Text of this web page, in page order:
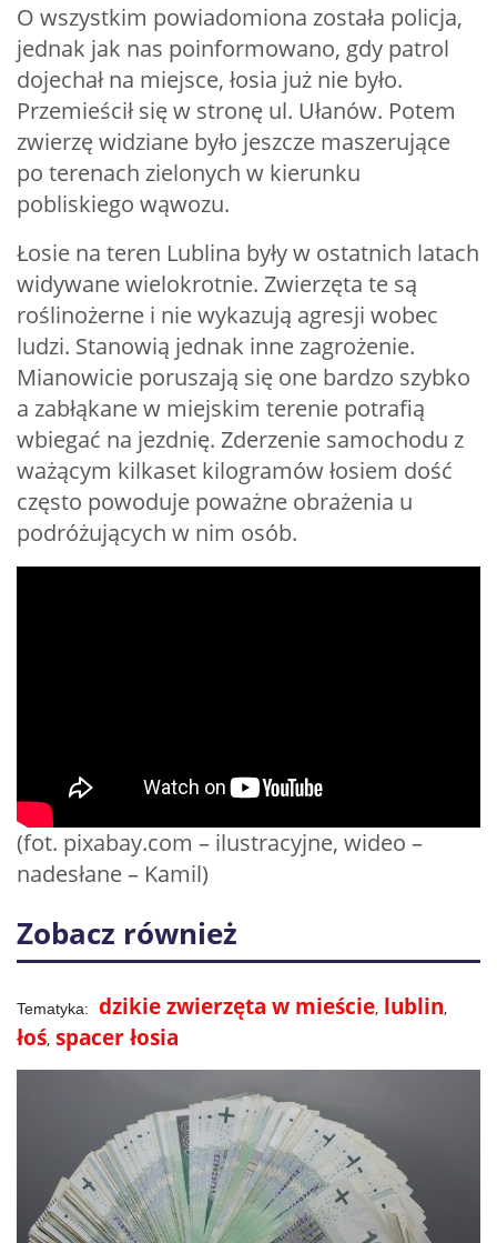
O wszystkim powiadomiona została policja,
jednak jak nas poinformowano, gdy patrol
dojechał na miejsce, łosia już nie było.
Przemieścił się w stronę ul. Ułanów. Potem
zwierzę widziane było jeszcze maszerujące
po terenach zielonych w kierunku
pobliskiego wąwozu.
Łosie na teren Lublina były w ostatnich latach
widywane wielokrotnie. Zwierzęta te są
roślinożerne i nie wykazują agresji wobec
ludzi. Stanowią jednak inne zagrożenie.
Mianowicie poruszają się one bardzo szybko
a zabłąkane w miejskim terenie potrafią
wbiegać na jezdnię. Zderzenie samochodu z
ważącym kilkaset kilogramów łosiem dość
często powoduje poważne obrażenia u
podróżujących w nim osób.
(fot. pixabay.com – ilustracyjne, wideo –
nadesłane – Kamil)
Zobacz również
dzikie zwierzęta w mieście lublin
łoś spacer łosia